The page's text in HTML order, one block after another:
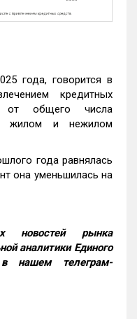
года, говорится в
кредитных
от общего числа
жилом и нежилом
года равнялась
она уменьшилась на
новостей рынка
аналитики Единого
нашем телеграм-